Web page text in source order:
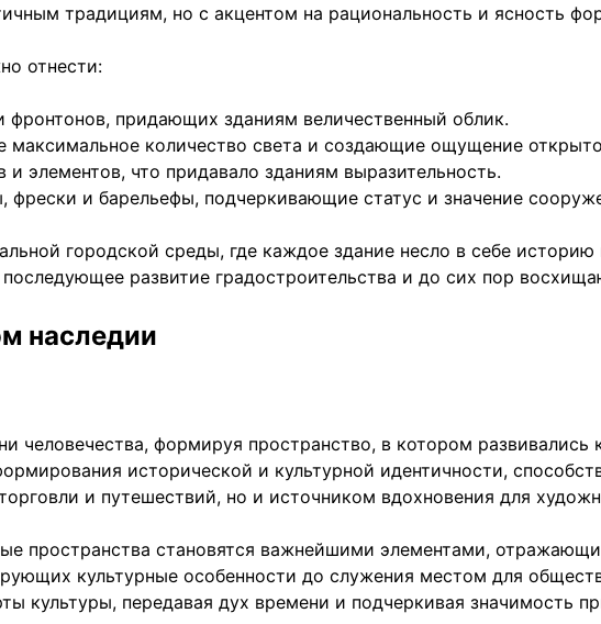
традициям, но с акцентом на рациональность и ясность
отнести:
фронтонов, придающих зданиям величественный облик.
количество света и создающие ощущение
элементов, что придавало зданиям выразительность.
фрески и барельефы, подчеркивающие статус и значение
городской среды, где каждое здание несло в себе
последующее развитие градостроительства и до сих пор
наследии
человечества, формируя пространство, в котором
исторической и культурной идентичности,
и путешествий, но и источником вдохновения для
пространства становятся важнейшими элементами,
культурные особенности до служения местом для
культуры, передавая дух времени и подчеркивая значимость